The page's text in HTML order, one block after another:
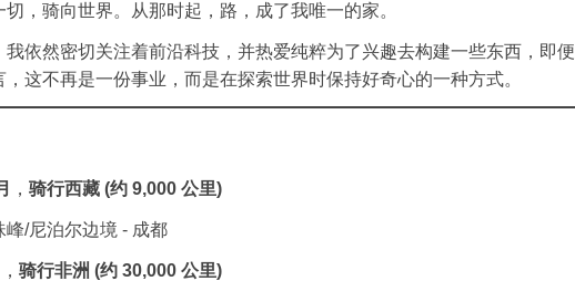
，骑向世界。从那时起，路，成了我唯一的家。
依然密切关注着前沿科技，并热爱纯粹为了兴趣去构建一些东西，即便
这不再是一份事业，而是在探索世界时保持好奇心的一种方式。
， 骑行西藏 (约 9,000 公里)
峰/尼泊尔边境 - 成都
， 骑行非洲 (约 30,000 公里)